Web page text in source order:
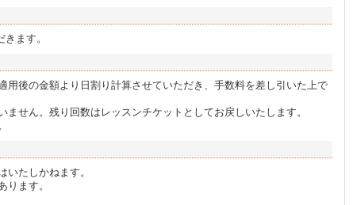
ます。
用後の金額より日割り計算させていただき、手数料を差し引いた上で
せん。残り回数はレッスンチケットとしてお戻しいたします。
いたしかねます。
ります。